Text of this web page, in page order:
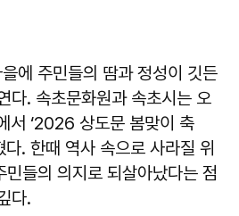
에 주민들의 땀과 정성이 깃든
다. 속초문화원과 속초시는 오
서 ‘2026 상도문 봄맞이 축
다. 한때 역사 속으로 사라질 위
들의 의지로 되살아났다는 점
다.